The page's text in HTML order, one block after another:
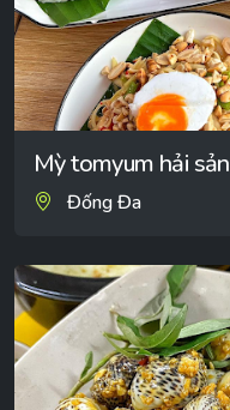
Mỳ tomyum hải
Đống Đa